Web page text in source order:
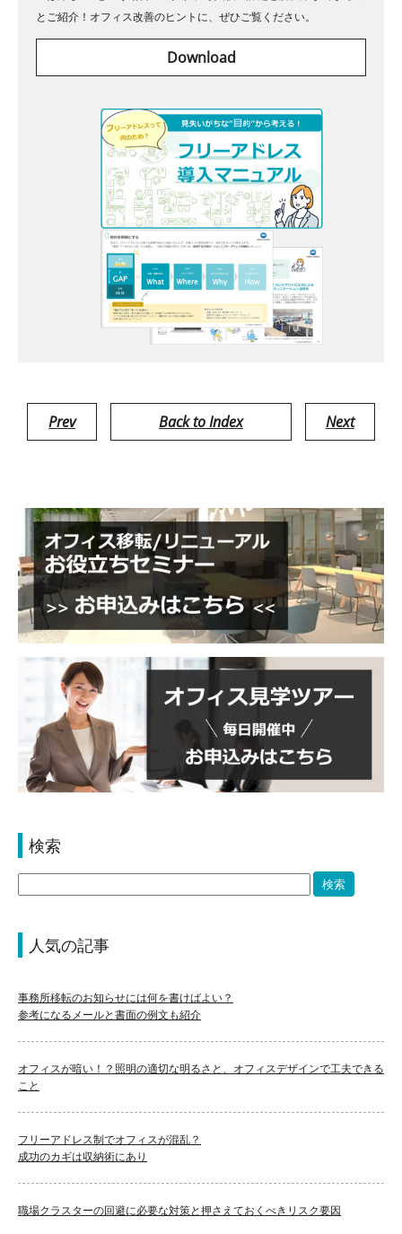
とご紹介！オフィス改善のヒントに、ぜひご覧ください。
Download
Prev Back to Index Next
検索
人気の記事
事務所移転のお知らせには何を書けばよい？
参考になるメールと書面の例文も紹介
オフィスが暗い！？照明の適切な明るさと、オフィスデザインで工夫できる
こと
フリーアドレス制でオフィスが混乱？
成功のカギは収納術にあり
職場クラスターの回避に必要な対策と押さえておくべきリスク要因